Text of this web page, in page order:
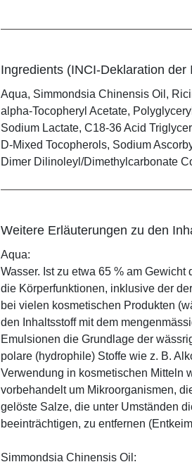
Ingredients (INCI-Deklaration der
Aqua, Simmondsia Chinensis Oil,
alpha-Tocopheryl Acetate,
Sodium Lactate, C18-36 Acid
D-Mixed Tocopherols, Sodium
Dimer Dilinoleyl/Dimethylcarbonate
Weitere Erläuterungen zu den
Aqua:
Wasser. Ist zu etwa 65 % am
die Körperfunktionen, inklusive der
bei vielen kosmetischen Produkten
den Inhaltsstoff mit dem
Emulsionen die Grundlage der
polare (hydrophile) Stoffe wie z. B.
Verwendung in kosmetischen Mitteln
vorbehandelt um Mikroorganismen,
gelöste Salze, die unter Umständen
beeinträchtigen, zu entfernen
Simmondsia Chinensis Oil: